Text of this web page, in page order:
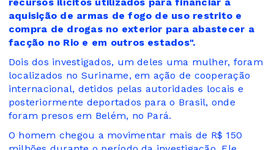
recursos ilícitos utilizados para financiar a
aquisição de armas de fogo de uso restrito e
compra de drogas no exterior para abastecer a
facção no Rio e em outros estados".
Dois dos investigados, um deles uma mulher, foram
localizados no Suriname, em ação de cooperação
internacional, detidos pelas autoridades locais e
posteriormente deportados para o Brasil, onde
foram presos em Belém, no Pará.
O homem chegou a movimentar mais de R$ 150